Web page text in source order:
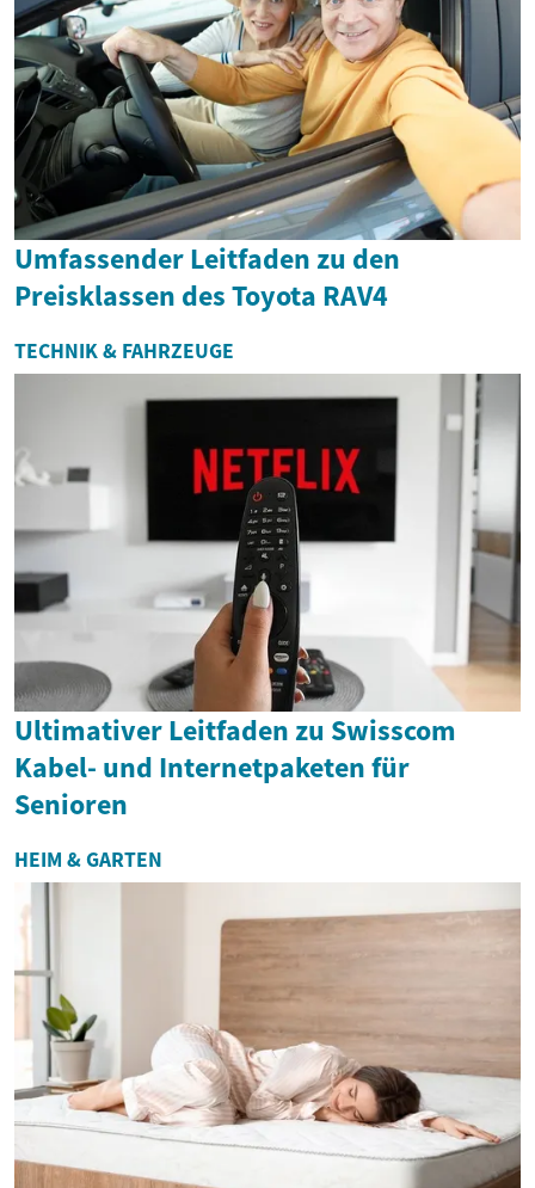
Umfassender Leitfaden zu den
Preisklassen des Toyota RAV4
TECHNIK & FAHRZEUGE
Ultimativer Leitfaden zu Swisscom
Kabel- und Internetpaketen für
Senioren
HEIM & GARTEN